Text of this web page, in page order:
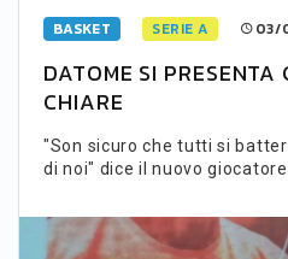
BASKET SERIE A 03/
DATOME SI PRESENTA
CHIARE
"Son sicuro che tutti si
di noi" dice il nuovo